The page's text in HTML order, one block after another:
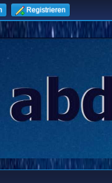
Registrieren